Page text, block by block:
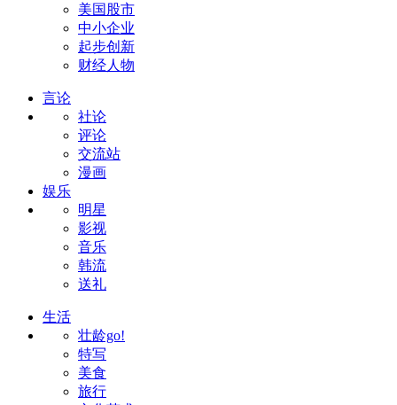
美国股市
中小企业
起步创新
财经人物
言论
社论
评论
交流站
漫画
娱乐
明星
影视
音乐
韩流
送礼
生活
壮龄go!
特写
美食
旅行